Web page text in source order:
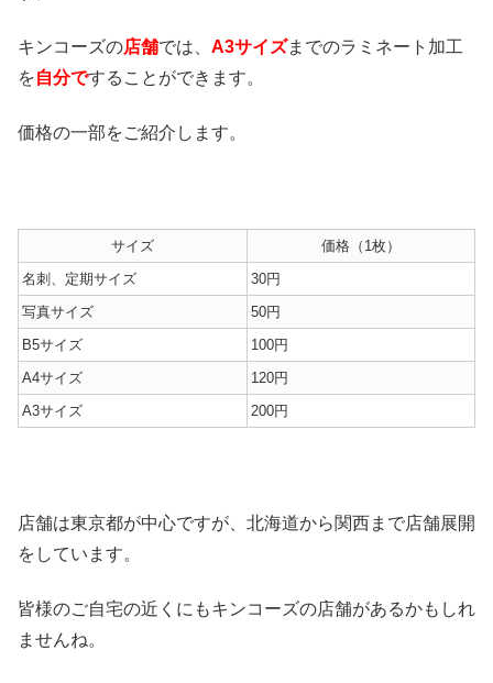
キンコーズの店舗では、 A3サイズまでのラミネート加工
を自分ですることができます。
価格の一部をご紹介します。
サイズ
価格（1枚）
名刺、定期サイズ
30円
写真サイズ
50円
B5サイズ
100円
A4サイズ
120円
A3サイズ
200円
店舗は東京都が中心ですが、北海道から関西まで店舗展開
をしています。
皆様のご自宅の近くにもキンコーズの店舗があるかもしれ
ませんね。